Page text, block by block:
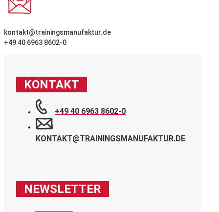
kontakt@trainingsmanufaktur.de
+49 40 6963 8602-0
KONTAKT
+49 40 6963 8602-0
KONTAKT@TRAININGSMANUFAKTUR.DE
NEWSLETTER